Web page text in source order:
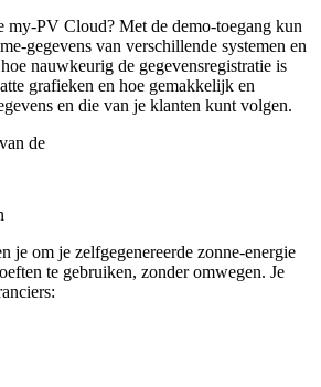
my-PV Cloud? Met de demo-toegang kun
gegevens van verschillende systemen en
nauwkeurig de gegevensregistratie is
grafieken en hoe gemakkelijk en
en die van je klanten kunt volgen.
de
je om je zelfgegenereerde zonne-energie
te gebruiken, zonder omwegen. Je